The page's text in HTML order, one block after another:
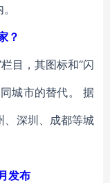
？
目，其图标和“闪
城市的替代。 据
、深圳、成都等城
发布